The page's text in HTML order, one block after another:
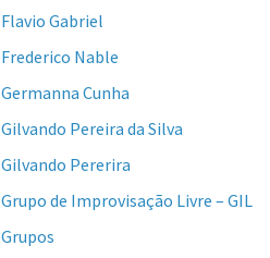
Flavio Gabriel
Frederico Nable
Germanna Cunha
Gilvando Pereira da Silva
Gilvando Pererira
Grupo de Improvisação Livre – GIL
Grupos